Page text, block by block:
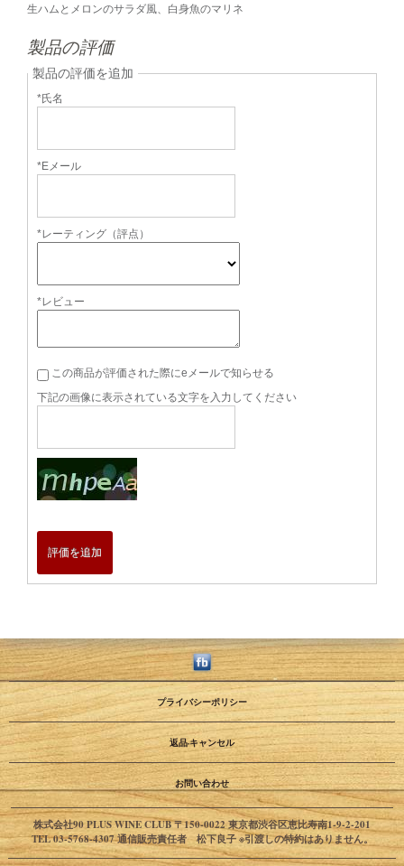
生ハムとメロンのサラダ風、白身魚のマリネ
製品の評価
製品の評価を追加
*氏名
*Eメール
*レーティング（評点）
*レビュー
この商品が評価された際にeメールで知らせる
下記の画像に表示されている文字を入力してください
評価を追加
プライバシーポリシー
返品·キャンセル
お問い合わせ
株式会社90 PLUS WINE CLUB 〒150-0022 東京都渋谷区恵比寿南1-9-2-201
TEL 03-5768-4307 通信販売責任者 松下良子 ※引渡しの特約はありません。